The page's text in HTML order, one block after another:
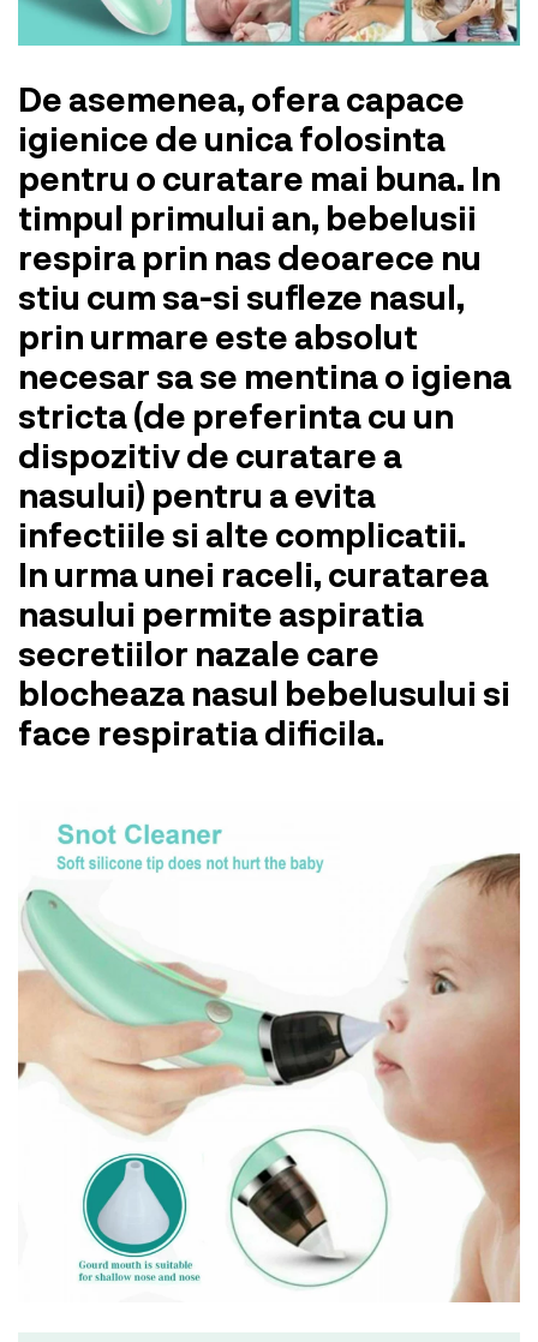
De asemenea, ofera capace
igienice de unica folosinta
pentru o curatare mai buna. In
timpul primului an, bebelusii
respira prin nas deoarece nu
stiu cum sa-si sufleze nasul,
prin urmare este absolut
necesar sa se mentina o igiena
stricta (de preferinta cu un
dispozitiv de curatare a
nasului) pentru a evita
infectiile si alte complicatii.
In urma unei raceli, curatarea
nasului permite aspiratia
secretiilor nazale care
blocheaza nasul bebelusului si
face respiratia dificila.